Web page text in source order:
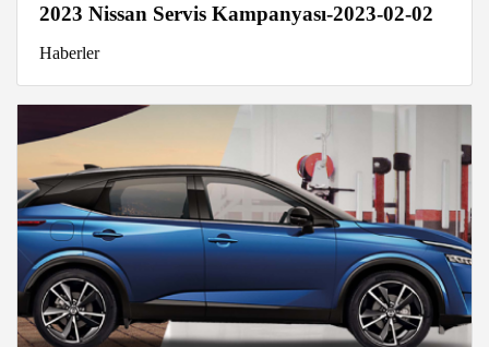
2023 Nissan Servis Kampanyası-2023-02-02
Haberler